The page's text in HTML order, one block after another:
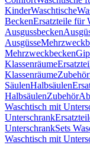
KinderWaschtische
BeckenErsatzteile für
Ausgussbecken
Ausgüsse
Mehrzweckbecken
Klassenräume
KlassenräumeZubehör
SäulenHalbsäulen
HalbsäulenZubehör
Waschtisch mit
Unterschrank
UnterschrankSets
Waschtisch mit